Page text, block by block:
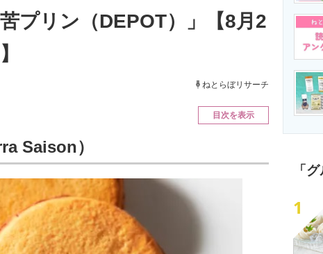
専門サイト エネルギーの専門メデ
プリン（DEPOT）」【8月2
ねとらぼリサーチ
目次を表示
Saison）
「
1